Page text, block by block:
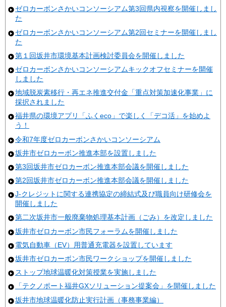
ゼロカーボンさかいコンソーシアム第3回県内視察を開催しまし
た
ゼロカーボンさかいコンソーシアム第2回セミナーを開催しまし
た
第１回坂井市環境基本計画検討委員会を開催しました
ゼロカーボンさかいコンソーシアムキックオフセミナーを開催
しました
地域脱炭素移行・再エネ推進交付金「重点対策加速化事業」に
採択されました
福井県の環境アプリ「ふくeco」で楽しく「デコ活」を始めよ
う！
令和7年度ゼロカーボンさかいコンソーシアム
坂井市ゼロカーボン推進本部を設置しました
第3回坂井市ゼロカーボン推進本部会議を開催しました
第2回坂井市ゼロカーボン推進本部会議を開催しました
J-クレジットに関する連携協定の締結式及び職員向け研修会を
開催しました
第二次坂井市一般廃棄物処理基本計画（ごみ）を改定しました
坂井市ゼロカーボン市民フォーラムを開催しました
電気自動車（EV）用普通充電器を設置しています
坂井市ゼロカーボン市民ワークショップを開催しました
ストップ地球温暖化対策授業を実施しました
「テクノポート福井GXソリューション提案会」を開催しました
坂井市地球温暖化防止実行計画（事務事業編）